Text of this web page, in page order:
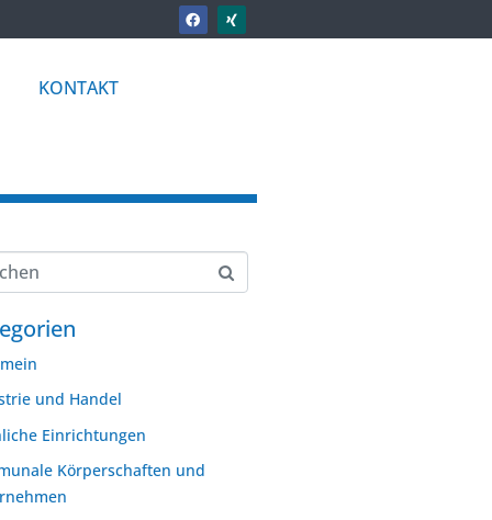
KONTAKT
und Handel
Einrichtungen
Körperschaften und